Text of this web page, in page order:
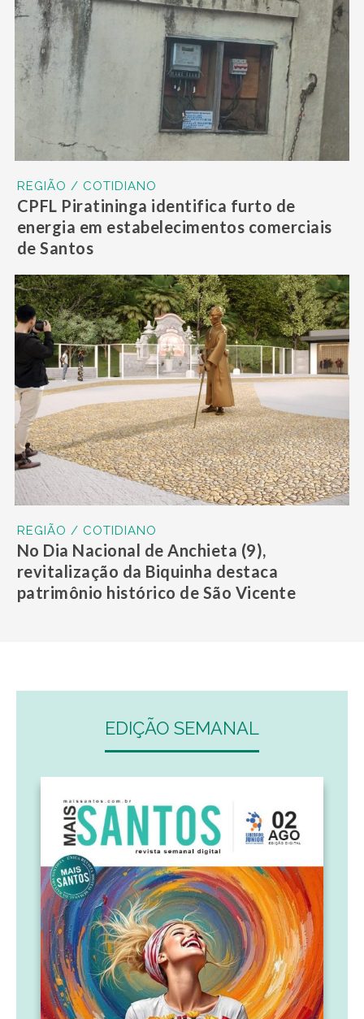
REGIÃO / COTIDIANO
CPFL Piratininga identifica furto de
energia em estabelecimentos comerciais
de Santos
REGIÃO / COTIDIANO
No Dia Nacional de Anchieta (9),
revitalização da Biquinha destaca
patrimônio histórico de São Vicente
EDIÇÃO SEMANAL